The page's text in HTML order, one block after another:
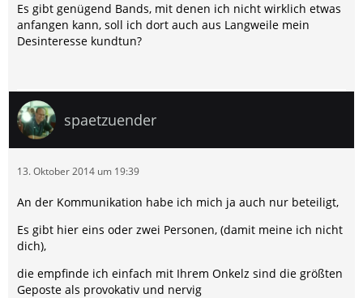
Es gibt genügend Bands, mit denen ich nicht wirklich etwas
anfangen kann, soll ich dort auch aus Langweile mein
Desinteresse kundtun?
spaetzuender
13. Oktober 2014 um 19:39
An der Kommunikation habe ich mich ja auch nur beteiligt,
Es gibt hier eins oder zwei Personen, (damit meine ich nicht
dich),
die empfinde ich einfach mit Ihrem Onkelz sind die größten
Geposte als provokativ und nervig